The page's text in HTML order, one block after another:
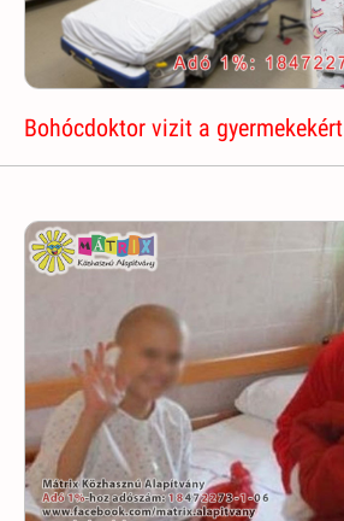
Bohócdoktor vizit a gyermekekért